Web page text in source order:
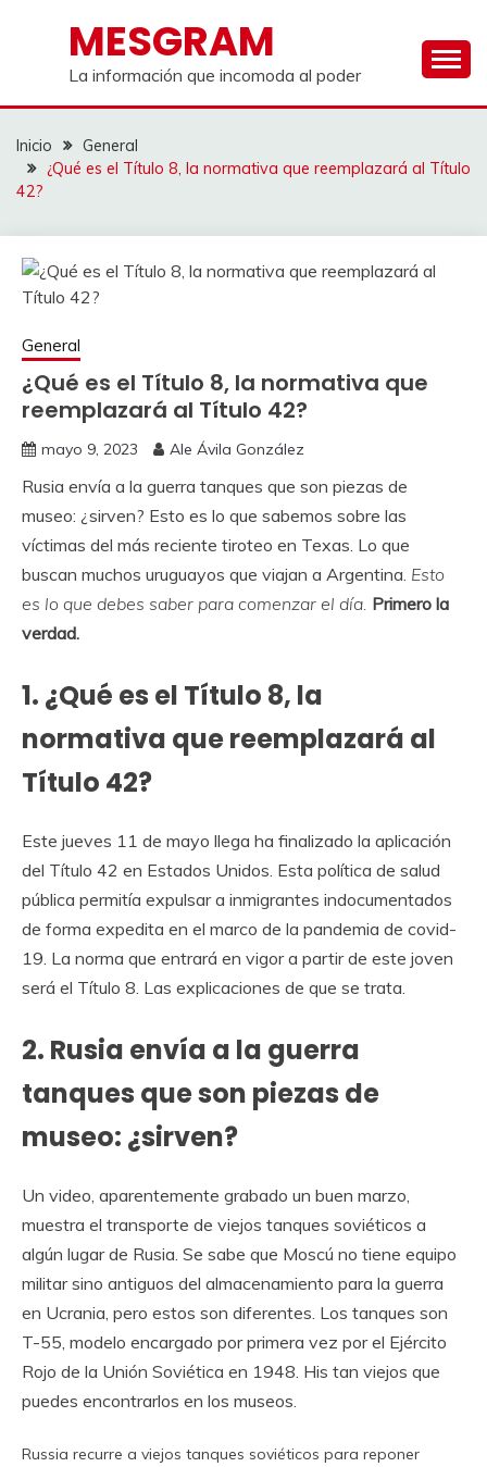
contenidoMESGRAM
La información que incomoda al poder
Inicio
General
¿Qué es el Título 8, la normativa que reemplazará al Título
42?
General
¿Qué es el Título 8, la normativa que
reemplazará al Título 42?
mayo 9, 2023 Ale Ávila González
Rusia envía a la guerra tanques que son piezas de
museo: ¿sirven? Esto es lo que sabemos sobre las
víctimas del más reciente tiroteo en Texas. Lo que
buscan muchos uruguayos que viajan a Argentina. Esto
es lo que debes saber para comenzar el día. Primero la
verdad.
1. ¿Qué es el Título 8, la
normativa que reemplazará al
Título 42?
Este jueves 11 de mayo llega ha finalizado la aplicación
del Título 42 en Estados Unidos. Esta política de salud
pública permitía expulsar a inmigrantes indocumentados
de forma expedita en el marco de la pandemia de covid-
19. La norma que entrará en vigor a partir de este joven
será el Título 8. Las explicaciones de que se trata.
2. Rusia envía a la guerra
tanques que son piezas de
museo: ¿sirven?
Un video, aparentemente grabado un buen marzo,
muestra el transporte de viejos tanques soviéticos a
algún lugar de Rusia. Se sabe que Moscú no tiene equipo
militar sino antiguos del almacenamiento para la guerra
en Ucrania, pero estos son diferentes. Los tanques son
T-55, modelo encargado por primera vez por el Ejército
Rojo de la Unión Soviética en 1948. His tan viejos que
puedes encontrarlos en los museos.
Russia recurre a viejos tanques soviéticos para reponer